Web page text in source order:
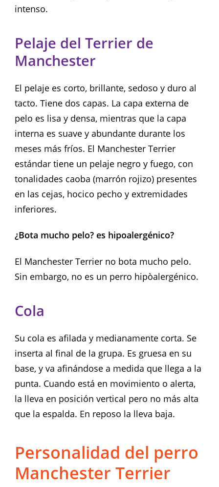
intenso.
Pelaje del Terrier de
Manchester
El pelaje es corto, brillante, sedoso y duro al
tacto. Tiene dos capas. La capa externa de
pelo es lisa y densa, mientras que la capa
interna es suave y abundante durante los
meses más fríos. El Manchester Terrier
estándar tiene un pelaje negro y fuego, con
tonalidades caoba (marrón rojizo) presentes
en las cejas, hocico pecho y extremidades
inferiores.
¿Bota mucho pelo? es hipoalergénico?
El Manchester Terrier no bota mucho pelo.
Sin embargo, no es un perro hipòalergénico.
Cola
Su cola es afilada y medianamente corta. Se
inserta al final de la grupa. Es gruesa en su
base, y va afinándose a medida que llega a la
punta. Cuando está en movimiento o alerta,
la lleva en posición vertical pero no más alta
que la espalda. En reposo la lleva baja.
Personalidad del perro
Manchester Terrier